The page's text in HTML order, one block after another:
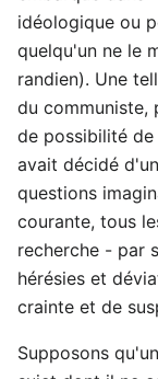
idéologique ou
quelqu'un ne le
randien). Une
du communiste,
de possibilité de
avait décidé
questions
courante, tous
recherche - par
hérésies et
crainte et de
Supposons